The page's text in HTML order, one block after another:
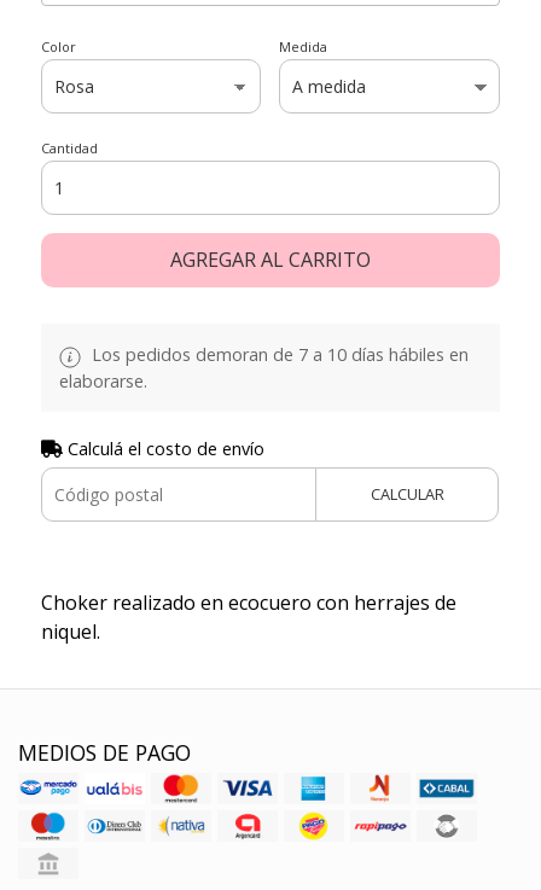
Color Medida
Cantidad
AGREGAR AL CARRITO
Los pedidos demoran de 7 a 10 días hábiles en
elaborarse.
Calculá el costo de envío
CALCULAR
Choker realizado en ecocuero con herrajes de
niquel.
MEDIOS DE PAGO